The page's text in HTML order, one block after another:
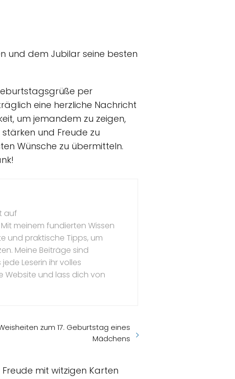
und dem Jubilar seine besten
per
eine herzliche Nachricht
um jemandem zu zeigen,
und Freude zu
Wünsche zu übermitteln.
auf
meinem fundierten Wissen
und praktische Tipps, um
Meine Beiträge sind
Leserin ihr volles
Website und lass dich von
zum 17. Geburtstag eines
Mädchens
Freude mit witzigen Karten